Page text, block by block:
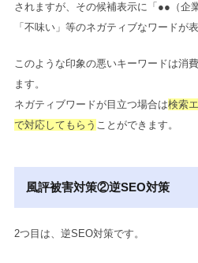
されますが、その候補表示に「●●（企
「不味い」等のネガティブなワードが
このような印象の悪いキーワードは消
ます。
ネガティブワードが目立つ場合は検索
で対応してもらう ことができます。
風評被害対策②逆SEO対策
2つ目は、逆SEO対策です。